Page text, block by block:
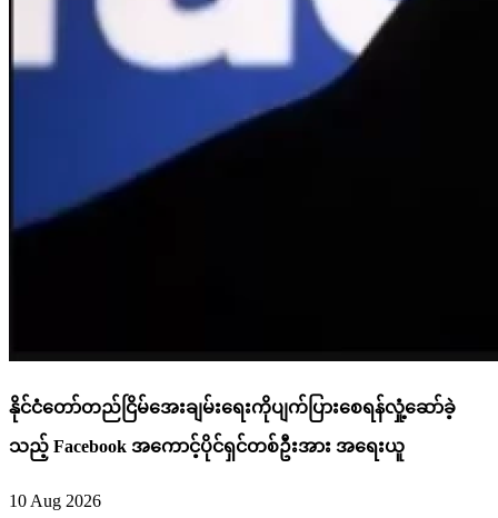
နိုင်ငံတော်တည်ငြိမ်အေးချမ်းရေးကိုပျက်ပြားစေရန်လှုံ့ဆော်ခဲ့
သည့် Facebook အကောင့်ပိုင်ရှင်တစ်ဦးအား အရေးယူ
10 Aug 2026